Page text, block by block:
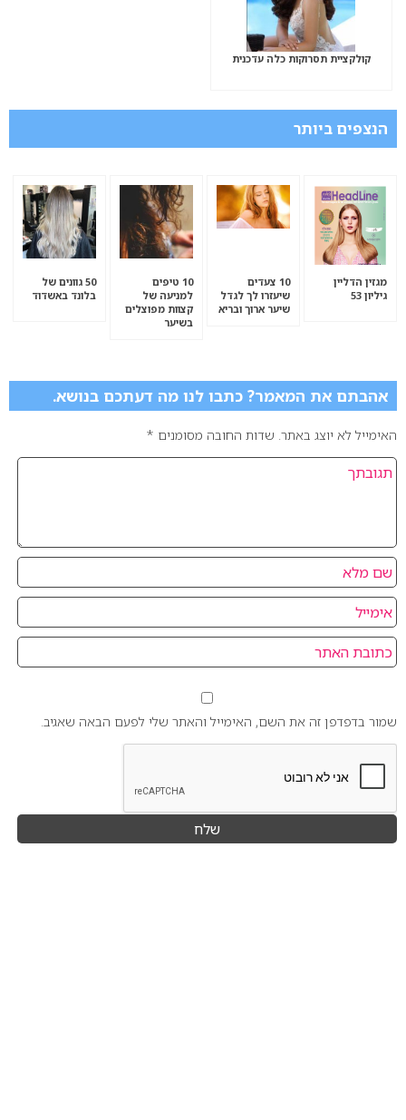
קולקציית תסרוקות כלה עדכנית
הנצפים ביותר
מגזין הדליין
גיליון 53
10 צעדים
שיעזרו לך לגדל
שיער ארוך ובריא
10 טיפים
למניעה של
קצוות מפוצלים
בשיער
50 גוונים של
בלונד באשדוד
אהבתם את המאמר? כתבו לנו מה דעתכם בנושא.
האימייל לא יוצג באתר. שדות החובה מסומנים *
שמור בדפדפן זה את השם, האימייל והאתר שלי לפעם הבאה שאגיב.